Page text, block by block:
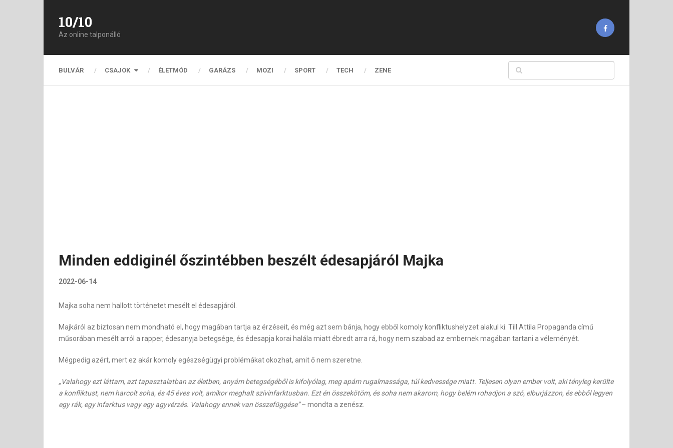
10/10
Az online talponálló
BULVÁR CSAJOK ÉLETMÓD GARÁZS MOZI SPORT TECH ZENE
Minden eddiginél őszintébben beszélt édesapjáról Majka
2022-06-14
Majka soha nem hallott történetet mesélt el édesapjáról.
Majkáról az biztosan nem mondható el, hogy magában tartja az érzéseit, és még azt sem bánja, hogy ebből komoly konfliktushelyzet alakul ki. Till Attila Propaganda című
műsorában mesélt arról a rapper, édesanyja betegsége, és édesapja korai halála miatt ébredt arra rá, hogy nem szabad az embernek magában tartani a véleményét.
Mégpedig azért, mert ez akár komoly egészségügyi problémákat okozhat, amit ő nem szeretne.
„Valahogy ezt láttam, azt tapasztalatban az életben, anyám betegségéből is kifolyólag, meg apám rugalmassága, túl kedvessége miatt. Teljesen olyan ember volt, aki tényleg kerülte
a konfliktust, nem harcolt soha, és 45 éves volt, amikor meghalt szívinfarktusban. Ezt én összekötöm, és soha nem akarom, hogy belém rohadjon a szó, elburjázzon, és ebből legyen
egy rák, egy infarktus vagy egy agyvérzés. Valahogy ennek van összefüggése”– mondta a zenész.